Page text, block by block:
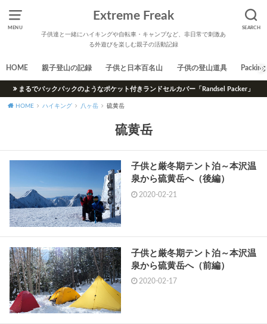
MENU SEARCH
Extreme Freak
子供達と一緒にハイキングや自転車・キャンプなど、非日常で刺激あ
る外遊びを楽しむ親子の活動記録
HOME 親子登山の記録 子供と日本百名山 子供の登山道具 Packing
まるでバックパックのようなポケット付きランドセルカバー「Randsel Packer」
HOME ハイキング 八ヶ岳 硫黄岳
硫黄岳
子供と厳冬期テント泊～本沢温
泉から硫黄岳へ（後編）
2020-02-21
子供と厳冬期テント泊～本沢温
泉から硫黄岳へ（前編）
2020-02-17